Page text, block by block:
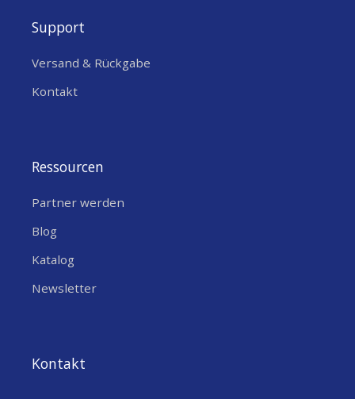
Support
Versand & Rückgabe
Kontakt
Ressourcen
Partner werden
Blog
Katalog
Newsletter
Kontakt